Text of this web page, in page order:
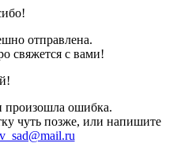
отправлена.
свяжется с вами!
произошла ошибка.
чуть позже, или напишите